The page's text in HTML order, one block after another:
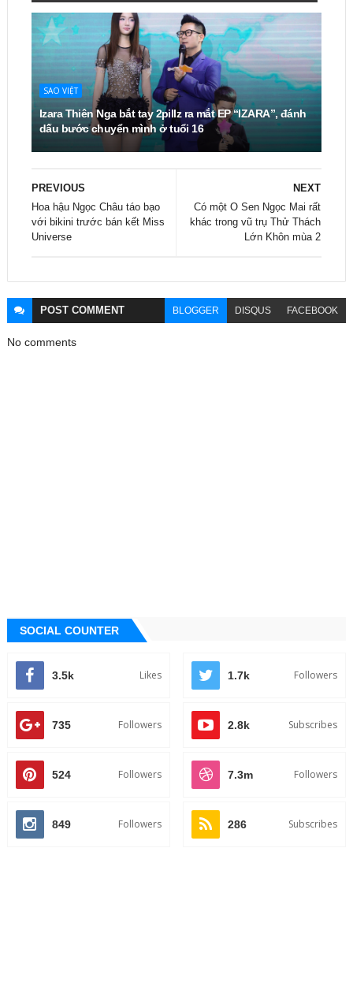
SAO VIỆT
Izara Thiên Nga bắt tay 2pillz ra mắt EP “IZARA”, đánh
dấu bước chuyển mình ở tuổi 16
NEXT
Có một O Sen Ngọc Mai rất
khác trong vũ trụ Thử Thách
Lớn Khôn mùa 2
PREVIOUS
Hoa hậu Ngọc Châu táo bạo
với bikini trước bán kết Miss
Universe
POST COMMENT BLOGGER DISQUS FACEBOOK
No comments
SOCIAL COUNTER
3.5k Likes 1.7k Followers
735 Followers 2.8k Subscribes
524 Followers 7.3m Followers
849 Followers 286 Subscribes